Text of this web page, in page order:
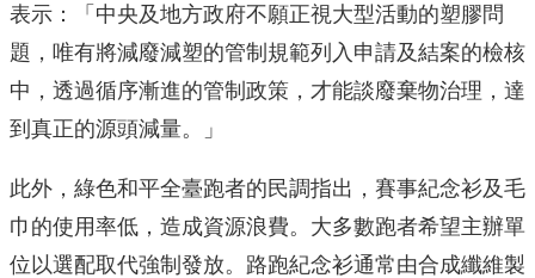
表示：「中央及地方政府不願正視大型活動的塑膠問
題，唯有將減廢減塑的管制規範列入申請及結案的檢核
中，透過循序漸進的管制政策，才能談廢棄物治理，達
到真正的源頭減量。」
此外，綠色和平全臺跑者的民調指出，賽事紀念衫及毛
巾的使用率低，造成資源浪費。大多數跑者希望主辦單
位以選配取代強制發放。路跑紀念衫通常由合成纖維製